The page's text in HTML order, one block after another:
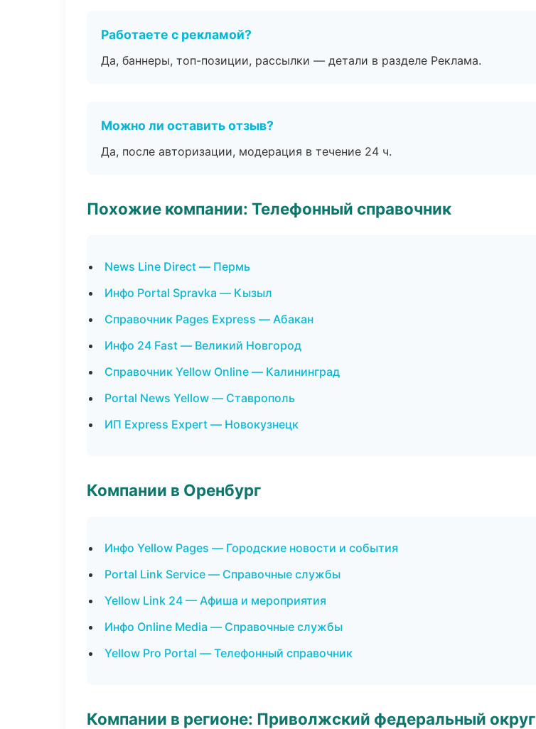
Работаете с рекламой?
Да, баннеры, топ-позиции, рассылки — детали в разделе Реклама.
Можно ли оставить отзыв?
Да, после авторизации, модерация в течение 24 ч.
Похожие компании: Телефонный справочник
News Line Direct — Пермь
Инфо Portal Spravka — Кызыл
Справочник Pages Express — Абакан
Инфо 24 Fast — Великий Новгород
Справочник Yellow Online — Калининград
Portal News Yellow — Ставрополь
ИП Express Expert — Новокузнецк
Компании в Оренбург
Инфо Yellow Pages — Городские новости и события
Portal Link Service — Справочные службы
Yellow Link 24 — Афиша и мероприятия
Инфо Online Media — Справочные службы
Yellow Pro Portal — Телефонный справочник
Компании в регионе: Приволжский федеральный округ